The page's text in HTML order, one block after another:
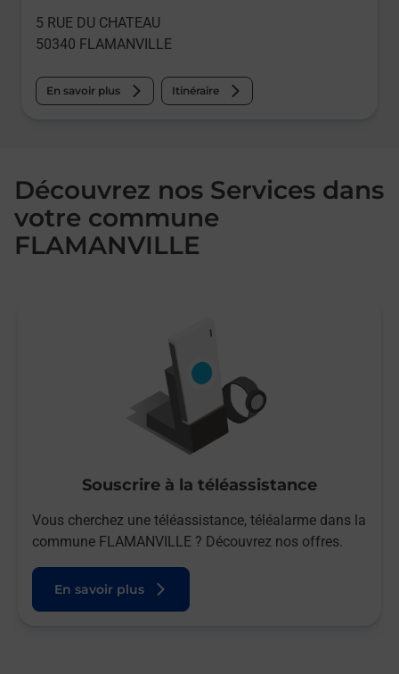
5 RUE DU CHATEAU
50340 FLAMANVILLE
En savoir plus Itinéraire
Découvrez nos Services dans
votre commune
FLAMANVILLE
Souscrire à la téléassistance
Vous cherchez une téléassistance, téléalarme dans la
commune FLAMANVILLE ? Découvrez nos offres.
En savoir plus